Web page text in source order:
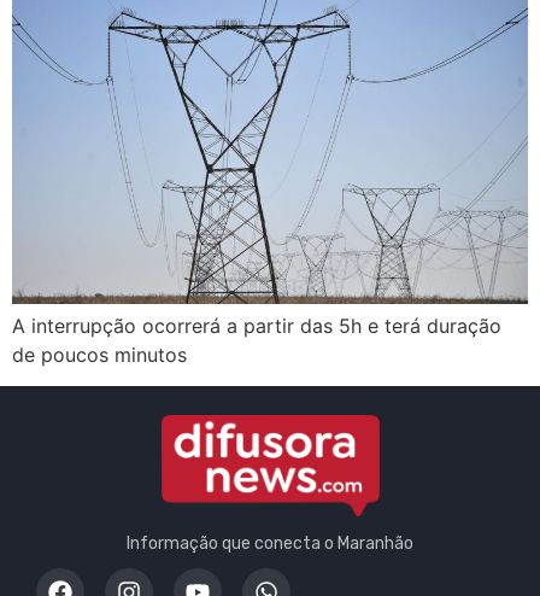
A interrupção ocorrerá a partir das 5h e terá duração
de poucos minutos
Informação que conecta o Maranhão